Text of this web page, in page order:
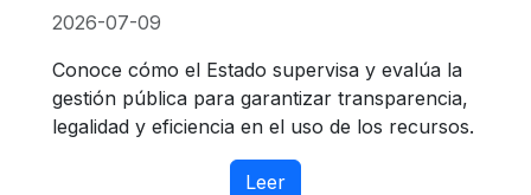
2026-07-09
Conoce cómo el Estado supervisa y evalúa la
gestión pública para garantizar transparencia,
legalidad y eficiencia en el uso de los recursos.
Leer